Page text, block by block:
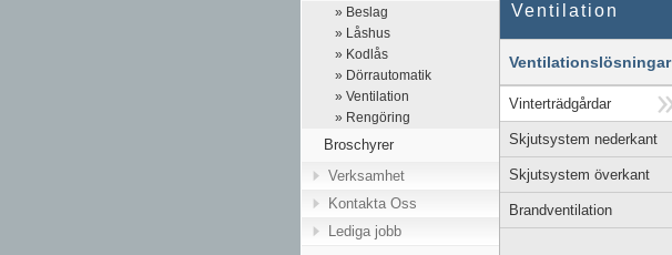
» Beslag
» Låshus
» Kodlås
» Dörrautomatik
» Ventilation
» Rengöring
Broschyrer
Verksamhet
Kontakta Oss
Lediga jobb
Ventilation
Ventilationslösningar
Vinterträdgårdar
Skjutsystem nederkant
Skjutsystem överkant
Brandventilation